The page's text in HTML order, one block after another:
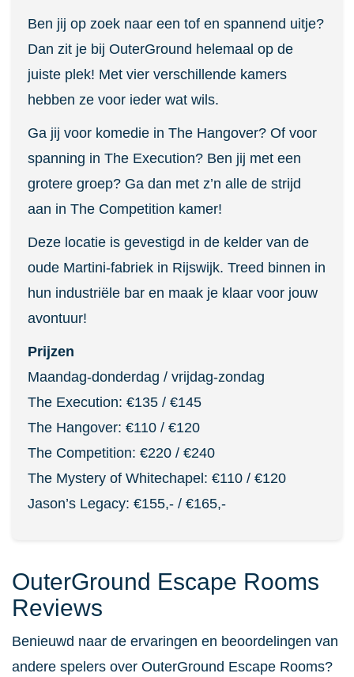
Ben jij op zoek naar een tof en spannend uitje?
Dan zit je bij OuterGround helemaal op de
juiste plek! Met vier verschillende kamers
hebben ze voor ieder wat wils.
Ga jij voor komedie in The Hangover? Of voor
spanning in The Execution? Ben jij met een
grotere groep? Ga dan met z’n alle de strijd
aan in The Competition kamer!
Deze locatie is gevestigd in de kelder van de
oude Martini-fabriek in Rijswijk. Treed binnen in
hun industriële bar en maak je klaar voor jouw
avontuur!
Prijzen
Maandag-donderdag / vrijdag-zondag
The Execution: €135 / €145
The Hangover: €110 / €120
The Competition: €220 / €240
The Mystery of Whitechapel: €110 / €120
Jason’s Legacy: €155,- / €165,-
OuterGround Escape Rooms
Reviews
Benieuwd naar de ervaringen en beoordelingen van
andere spelers over OuterGround Escape Rooms?